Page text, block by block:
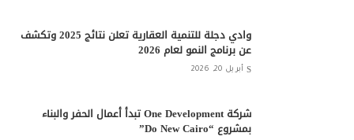
وادي دجلة للتنمية العقارية تعلن نتائج 2025 وتكشف
عن برنامج النمو لعام 2026
أبريل 20, 2026
شركة One Development تبدأ أعمال الحفر والبناء
بمشروع “Do New Cairo”